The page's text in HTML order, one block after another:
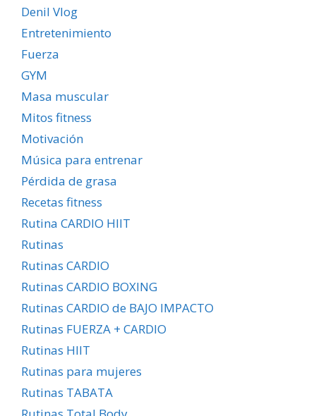
Denil Vlog
Entretenimiento
Fuerza
GYM
Masa muscular
Mitos fitness
Motivación
Música para entrenar
Pérdida de grasa
Recetas fitness
Rutina CARDIO HIIT
Rutinas
Rutinas CARDIO
Rutinas CARDIO BOXING
Rutinas CARDIO de BAJO IMPACTO
Rutinas FUERZA + CARDIO
Rutinas HIIT
Rutinas para mujeres
Rutinas TABATA